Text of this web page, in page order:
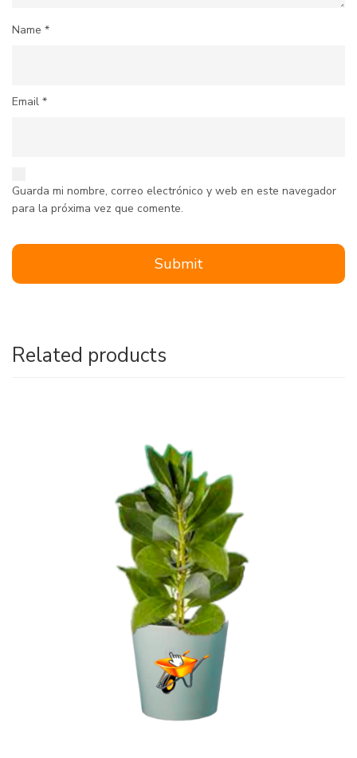
Name *
Email *
Guarda mi nombre, correo electrónico y web en este navegador
para la próxima vez que comente.
Related products